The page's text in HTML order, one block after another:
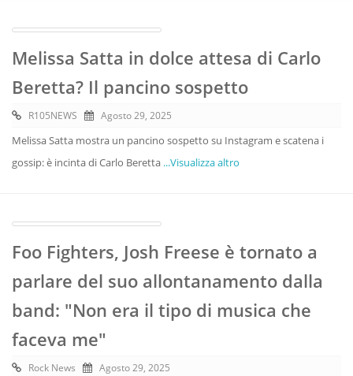
Melissa Satta in dolce attesa di Carlo
Beretta? Il pancino sospetto
R105NEWS Agosto 29, 2025
Melissa Satta mostra un pancino sospetto su Instagram e scatena i
gossip: è incinta di Carlo Beretta ...Visualizza altro
Foo Fighters, Josh Freese è tornato a
parlare del suo allontanamento dalla
band: "Non era il tipo di musica che
faceva me"
Rock News Agosto 29, 2025